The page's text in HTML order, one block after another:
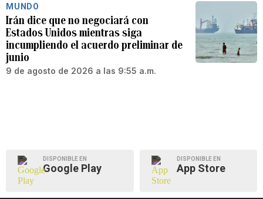
MUNDO
Irán dice que no negociará con
Estados Unidos mientras siga
incumpliendo el acuerdo preliminar de
junio
9 de agosto de 2026 a las 9:55 a.m.
DISPONIBLE EN
Google Play
DISPONIBLE EN
App Store